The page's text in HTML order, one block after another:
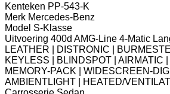
Kenteken PP-543-K
Merk Mercedes-Benz
Model S-Klasse
Uitvoering 400d AMG-Line 4-Matic
LEATHER | DISTRONIC |
KEYLESS | BLINDSPOT | AIRMATIC |
MEMORY-PACK | WIDESCREEN-
AMBIENTLIGHT | HEATED/